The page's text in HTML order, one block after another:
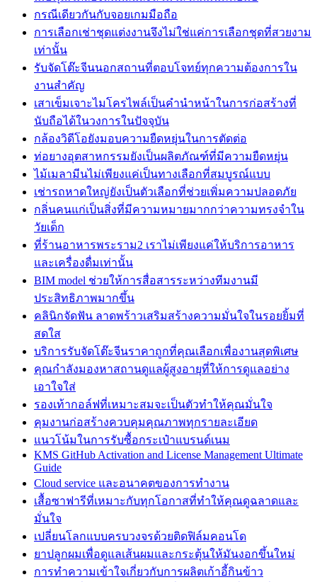
กรณีเดียวกันกับจอยเกมมือถือ
การเลือกเช่าชุดแต่งงานจึงไม่ใช่แค่การเลือกชุดที่สวยงาม
เท่านั้น
รับจัดโต๊ะจีนนอกสถานที่ตอบโจทย์ทุกความต้องการใน
งานสำคัญ
เสาเข็มเจาะไมโครไพล์เป็นคำนำหน้าในการก่อสร้างที่
นับถือได้ในวงการในปัจจุบัน
กล้องวิดีโอยังมอบความยืดหยุ่นในการตัดต่อ
ท่อยางอุตสาหกรรมยังเป็นผลิตภัณฑ์ที่มีความยืดหยุ่น
ไม้เมลามีนไม่เพียงแค่เป็นทางเลือกที่สมบูรณ์แบบ
เช่ารถหาดใหญ่ยังเป็นตัวเลือกที่ช่วยเพิ่มความปลอดภัย
กลิ่นคนแก่เป็นสิ่งที่มีความหมายมากกว่าความทรงจำใน
วัยเด็ก
ที่ร้านอาหารพระราม2 เราไม่เพียงแค่ให้บริการอาหาร
และเครื่องดื่มเท่านั้น
BIM model ช่วยให้การสื่อสารระหว่างทีมงานมี
ประสิทธิภาพมากขึ้น
คลินิกจัดฟัน ลาดพร้าวเสริมสร้างความมั่นใจในรอยยิ้มที่
สดใส
บริการรับจัดโต๊ะจีนราคาถูกที่คุณเลือกเพื่องานสุดพิเศษ
คุณกำลังมองหาสถานดูแลผู้สูงอายุที่ให้การดูแลอย่าง
เอาใจใส่
รองเท้ากอล์ฟที่เหมาะสมจะเป็นตัวทำให้คุณมั่นใจ
คุมงานก่อสร้างควบคุมคุณภาพทุกรายละเอียด
แนวโน้มในการรับซื้อกระเป๋าแบรนด์เนม
KMS GitHub Activation and License Management Ultimate
Guide
Cloud service และอนาคตของการทำงาน
เสื้อซาฟารีที่เหมาะกับทุกโอกาสที่ทำให้คุณดูฉลาดและ
มั่นใจ
เปลี่ยนโลกแบบครบวงจรด้วยติดฟิล์มคอนโด
ยาปลูกผมเพื่อดูแลเส้นผมและกระตุ้นให้มันงอกขึ้นใหม่
การทำความเข้าใจเกี่ยวกับการผลิตเก้าอี้กินข้าว